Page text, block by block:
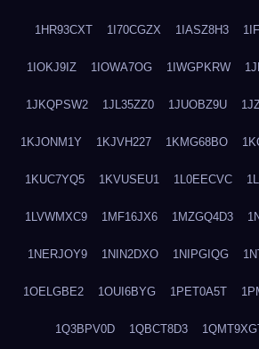
1HR93CXT 1I70CGZX 1IASZ8H3
1IOKJ9IZ 1IOWA7OG 1IWGPKRW
1JKQPSW2 1JL35ZZ0 1JUOBZ9U
1KJONM1Y 1KJVH227 1KMG68BO
1KUC7YQ5 1KVUSEU1 1L0EECVC
1LVWMXC9 1MF16JX6 1MZGQ4D3
1NERJOY9 1NIN2DXO 1NIPGIQG
1OELGBE2 1OUI6BYG 1PET0A5T
1Q3BPV0D 1QBCT8D3